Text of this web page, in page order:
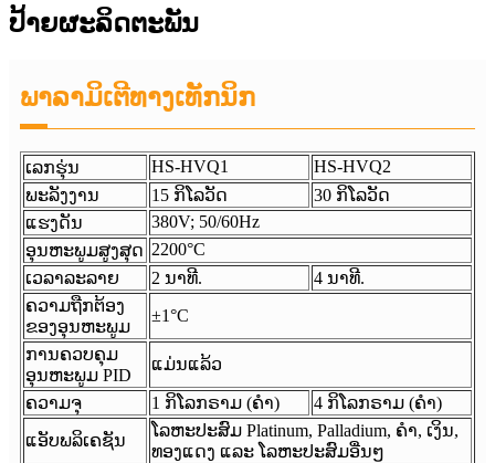
ປ້າຍຜະລິດຕະພັນ
ພາລາມິເຕີທາງເທັກນິກ
ເລກຮຸ່ນ HS-HVQ1
HS-HVQ2
ພະລັງງານ
15 ກິໂລວັດ
30 ກິໂລວັດ
ແຮງດັນ
380V; 50/60Hz
ອຸນຫະພູມສູງສຸດ 2200°C
ເວລາລະລາຍ
2 ນາທີ.
4 ນາທີ.
ຄວາມຖືກຕ້ອງ
ຂອງອຸນຫະພູມ
±1°C
ການຄວບຄຸມ
ອຸນຫະພູມ PID
ແມ່ນແລ້ວ
ຄວາມຈຸ 1 ກິໂລກຣາມ (ຄຳ)
4 ກິໂລກຣາມ (ຄຳ)
ແອັບພລິເຄຊັນ
ໂລຫະປະສົມ Platinum, Palladium, ຄຳ, ເງິນ,
ທອງແດງ ແລະ ໂລຫະປະສົມອື່ນໆ